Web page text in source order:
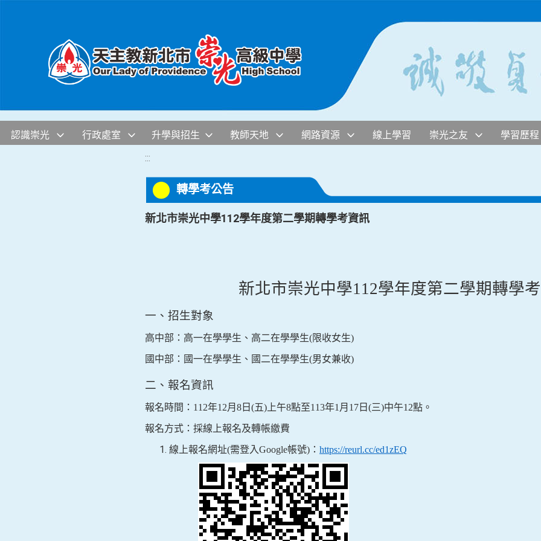
認識崇光 行政處室 升學與招生 教師天地 網路資源 線上學習 崇光之友
學習歷程
:::
轉學考公告
新北市崇光中學112學年度第二學期轉學考資訊
新北市崇光中學112學年度第二學期轉學
一、招生對象
高中部：高一在學學生、高二在學學生(限收女生)
國中部：國一在學學生、國二在學學生(男女兼收)
二、報名資訊
報名時間： 112年12月 8 日 (五) 上午8點至113年1 月 17 日 (三)中午12點。
報名方式：採線上報名及轉帳繳費
線上報名網址(需登入Google帳號) ： https://reurl.cc/ed1zEQ